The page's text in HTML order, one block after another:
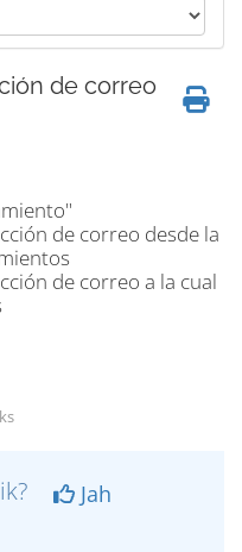
de correo
de correo desde la
de correo a la cual
Jah